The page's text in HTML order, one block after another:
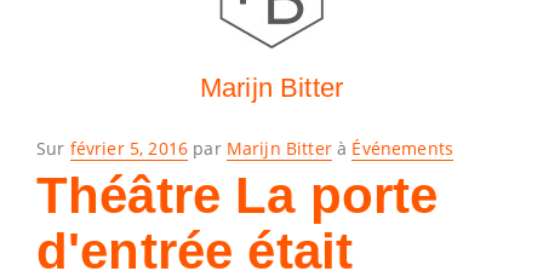
Marijn Bitter
Sur Posé
le
février 5, 2016 par Marijn Bitterà Événements
Théâtre La porte
d'entrée était